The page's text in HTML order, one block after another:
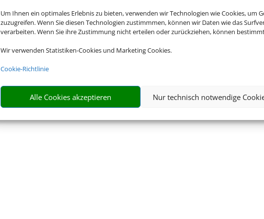
Um Ihnen ein optimales Erlebnis zu bieten, verwenden wir Technologien wie Cookies,
zuzugreifen. Wenn Sie diesen Technologien zustimmmen, können wir Daten wie das
verarbeiten. Wenn Sie ihre Zustimmung nicht erteilen oder zurückziehen, können
Wir verwenden Statistiken-Cookies und Marketing Cookies.
Cookie-Richtlinie
Alle Cookies akzeptieren Nur technisch notwendige